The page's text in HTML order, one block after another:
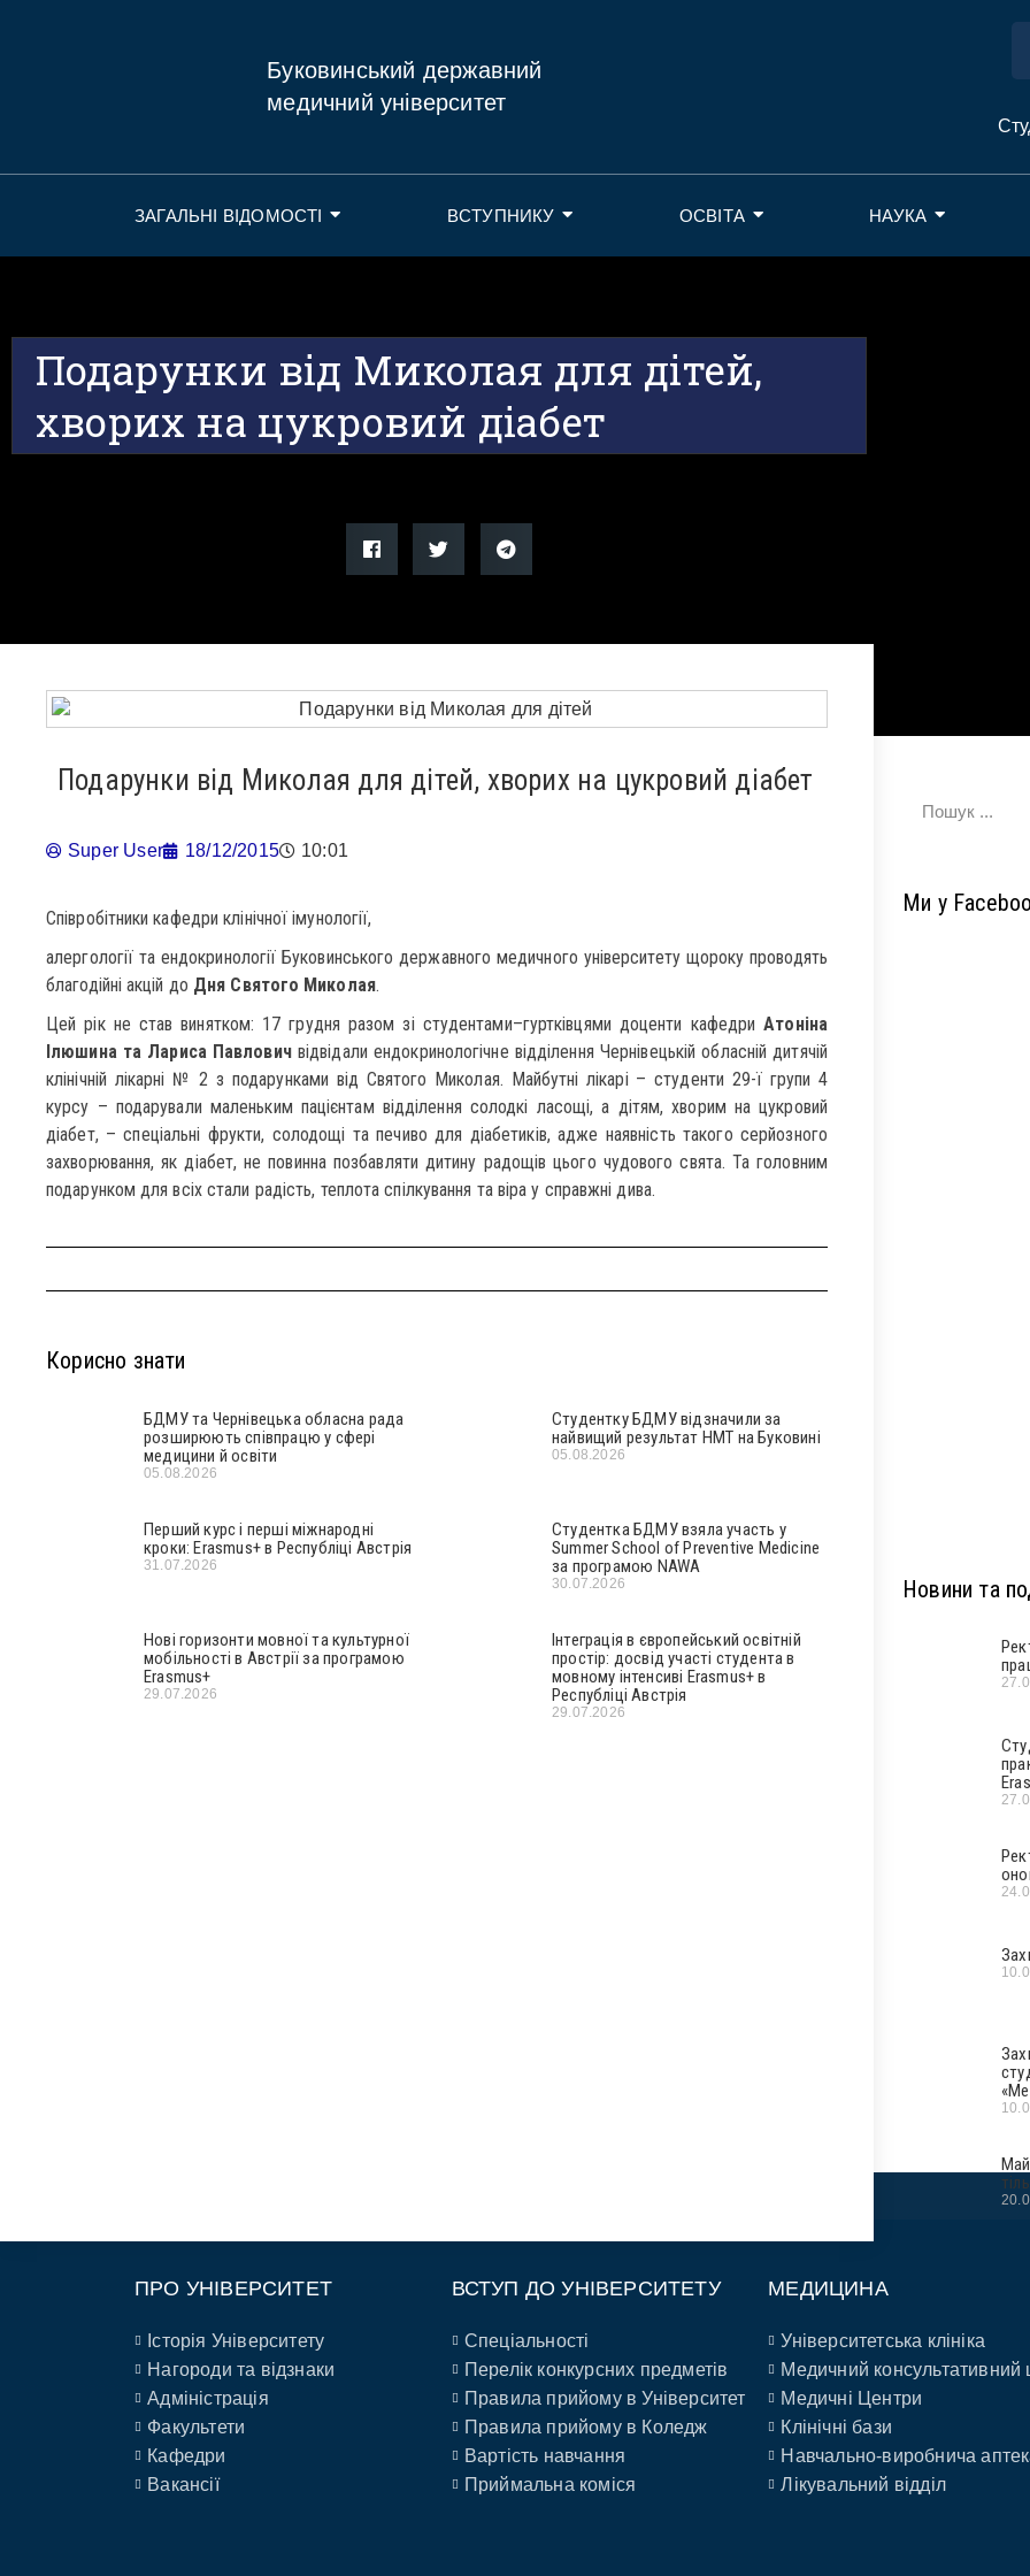
Буковинський державний
медичний університет
ЗАГАЛЬНІ ВІДОМОСТІ ВСТУПНИКУ ОСВІТА НАУКА
Подарунки від Миколая для дітей,
хворих на цукровий діабет
Подарунки від Миколая для дітей, хворих на цукровий діабет
Super User 18/12/2015 10:01
Співробітники кафедри клінічної імунології,
алергології та ендокринології Буковинського державного медичного університету щороку проводять
благодійні акцій до Дня Святого Миколая.
Цей рік не став винятком: 17 грудня разом зі студентами–гуртківцями доценти кафедриАтоніна
Ілюшина та Лариса Павловичвідвідали ендокринологічне відділення Чернівецькій обласній дитячій
клінічній лікарні № 2 з подарунками від Святого Миколая. Майбутні лікарі – студенти 29-ї групи 4
курсу – подарували маленьким пацієнтам відділення солодкі ласощі, а дітям, хворим на цукровий
діабет, – спеціальні фрукти, солодощі та печиво для діабетиків, адже наявність такого серйозного
захворювання, як діабет, не повинна позбавляти дитину радощів цього чудового свята. Та головним
подарунком для всіх стали радість, теплота спілкування та віра у справжні дива.
Корисно знати
БДМУ та Чернівецька обласна рада
розширюють співпрацю у сфері
медицини й освіти
05.08.2026
Студентку БДМУ відзначили за
найвищий результат НМТ на Буковині
05.08.2026
Перший курс і перші міжнародні
кроки: Erasmus+ в Республіці Австрія
31.07.2026
Студентка БДМУ взяла участь у
Summer School of Preventive Medicine
за програмою NAWA
30.07.2026
Нові горизонти мовної та культурної
мобільності в Австрії за програмою
Erasmus+
29.07.2026
Інтеграція в європейський освітній
простір: досвід участі студента в
мовному інтенсиві Erasmus+ в
Республіці Австрія
29.07.2026
Ми у
Новини та
ПРО УНІВЕРСИТЕТ
Історія Університету
Нагороди та відзнаки
Адміністрація
Факультети
Кафедри
Вакансії
ВСТУП ДО УНІВЕРСИТЕТУ
Спеціальності
Перелік конкурсних предметів
Правила прийому в Університет
Правила прийому в Коледж
Вартість навчання
Приймальна коміся
МЕДИЦИНА
Університетська клініка
Медичний консультативний
Медичні Центри
Клінічні бази
Навчально-виробнича
Лікувальний відділ